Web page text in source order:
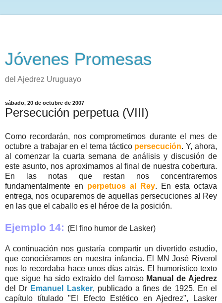
Jóvenes Promesas
del Ajedrez Uruguayo
sábado, 20 de octubre de 2007
Persecución perpetua (VIII)
Como recordarán, nos comprometimos durante el mes de
octubre a trabajar en el tema táctico persecución. Y, ahora,
al comenzar la cuarta semana de análisis y discusión de
este asunto, nos aproximamos al final de nuestra cobertura.
En las notas que restan nos concentraremos
fundamentalmente en perpetuos al Rey. En esta octava
entrega, nos ocuparemos de aquellas persecuciones al Rey
en las que el caballo es el héroe de la posición.
Ejemplo 14: (El fino humor de Lasker)
A continuación nos gustaría compartir un divertido estudio,
que conociéramos en nuestra infancia. El MN José Riverol
nos lo recordaba hace unos días atrás. El humorístico texto
que sigue ha sido extraído del famoso Manual de Ajedrez
del Dr Emanuel Lasker, publicado a fines de 1925. En el
capítulo títulado "El Efecto Estético en Ajedrez", Lasker